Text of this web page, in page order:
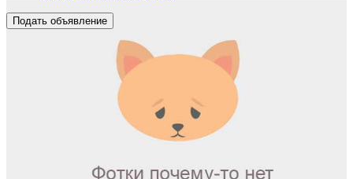
Подать объявление